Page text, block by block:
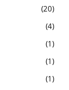
20
4
1
1
1